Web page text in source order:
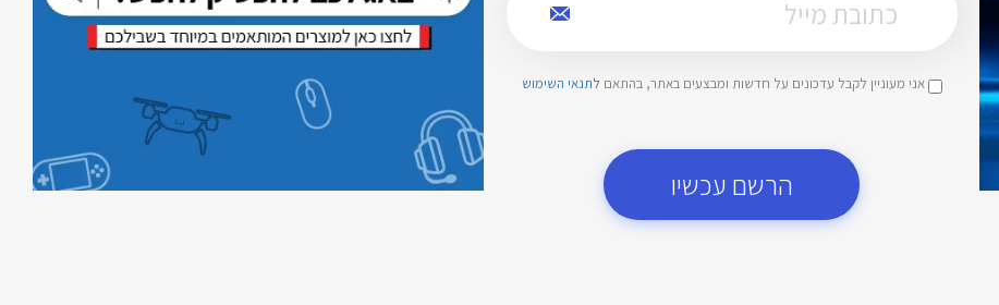
אני מעוניין לקבל עדכונים על חדשות ומבצעים באתר, בהתאם לתנאי השימוש
הרשם עכשיו